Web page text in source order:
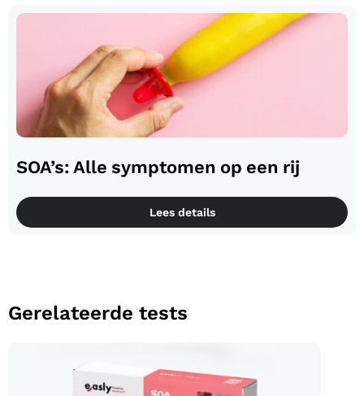
SOA’s: Alle symptomen op een rij
Lees details
Gerelateerde tests
SOA Premium test